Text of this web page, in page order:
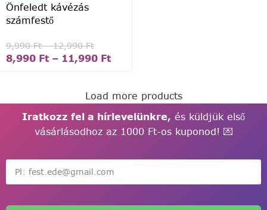
Önfeledt kávézás
számfestő
9,990Ft – 12,990Ft
8,990 Ft – 11,990 Ft
Load more products
Iratkozz fel a hírlevelünkre, és küldjük első
vásárlásodhoz az 1000 Ft-os kuponod! 💌